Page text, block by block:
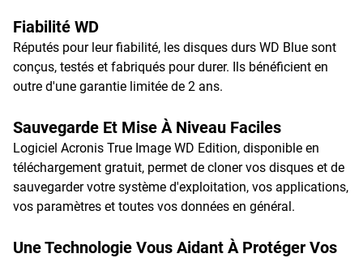
Fiabilité WD
Réputés pour leur fiabilité, les disques durs WD Blue sont
conçus, testés et fabriqués pour durer. Ils bénéficient en
outre d'une garantie limitée de 2 ans.
Sauvegarde Et Mise À Niveau Faciles
Logiciel Acronis True Image WD Edition, disponible en
téléchargement gratuit, permet de cloner vos disques et de
sauvegarder votre système d'exploitation, vos applications,
vos paramètres et toutes vos données en général.
Une Technologie Vous Aidant À Protéger Vos